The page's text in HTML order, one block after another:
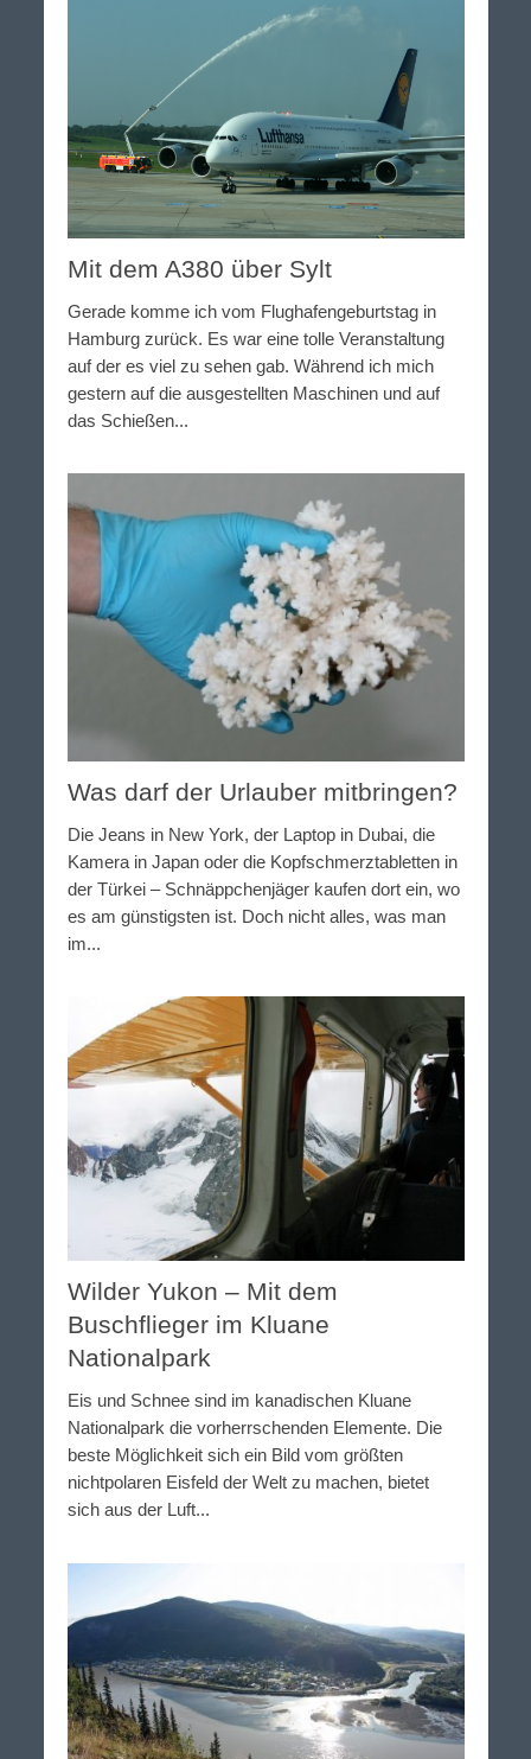
Mit dem A380 über Sylt
Gerade komme ich vom Flughafengeburtstag in
Hamburg zurück. Es war eine tolle Veranstaltung
auf der es viel zu sehen gab. Während ich mich
gestern auf die ausgestellten Maschinen und auf
das Schießen...
Was darf der Urlauber mitbringen?
Die Jeans in New York, der Laptop in Dubai, die
Kamera in Japan oder die Kopfschmerztabletten in
der Türkei – Schnäppchenjäger kaufen dort ein, wo
es am günstigsten ist. Doch nicht alles, was man
im...
Wilder Yukon – Mit dem
Buschflieger im Kluane
Nationalpark
Eis und Schnee sind im kanadischen Kluane
Nationalpark die vorherrschenden Elemente. Die
beste Möglichkeit sich ein Bild vom größten
nichtpolaren Eisfeld der Welt zu machen, bietet
sich aus der Luft...